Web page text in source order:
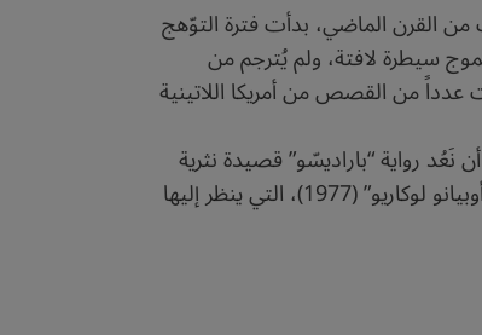
القرن الماضي، بدأت فترة التوّهج
سيطرة لافتة، ولم يُترجم من
من القصص من أمريكا اللاتينية
رواية “باراديسّو” قصيدة نثرية
طويلة، ذات أسلوب فني “باروكي” مليء بالتفاصيل. ولم يترك سوى روايتيْن ضخمتيْن، هما “باراديسّو” (1966)، ورواية “أوبيانو لوكاريو” (1977)، التي ينظر إليها